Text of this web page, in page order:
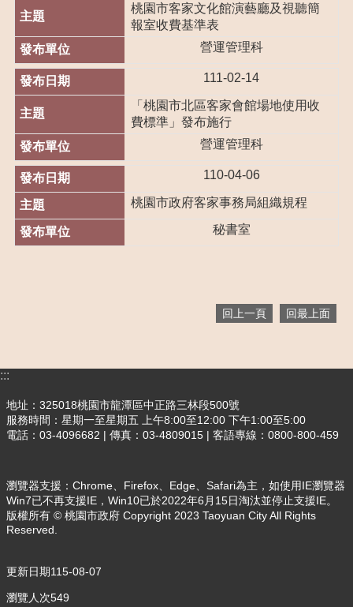
玩
樂
客
家
便
民
務
業
務
資
訊
檔
應
用
專
回
首
頁
站
覽
桃園市客家文化館演藝廳及視聽簡
報室收費基準表
營運管理科
111-02-14
「桃園市北區客家會館場地使用收
費標準」發布施行
營運管理科
110-04-06
桃園市政府客家事務局組織規程
秘書室
回上一頁 回最上面
:::
地址：325018桃園市龍潭區中正路三林段500號
服務時間：星期一至星期五 上午8:00至12:00 下午1:00至5:00
電話：03-4096682 | 傳真：03-4809015 | 客語專線：0800-800-459
瀏覽器支援：Chrome、Firefox、Edge、Safari為主，如使用IE瀏覽器
Win7已不再支援IE，Win10已於2022年6月15日淘汰並停止支援IE。
版權所有 © 桃園市政府 Copyright 2023 Taoyuan City All Rights
Reserved.
更新日期115-08-07
瀏覽人次549